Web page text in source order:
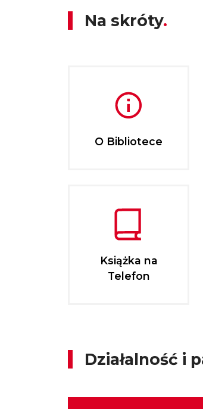
Na skróty
O Bibliotece
Książka na
Telefon
Działalność i